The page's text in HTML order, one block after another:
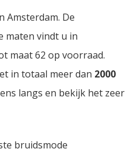
Amsterdam. De
maten vindt u in
maat 62 op voorraad.
in totaal meer dan 2000
langs en bekijk het zeer
bruidsmode